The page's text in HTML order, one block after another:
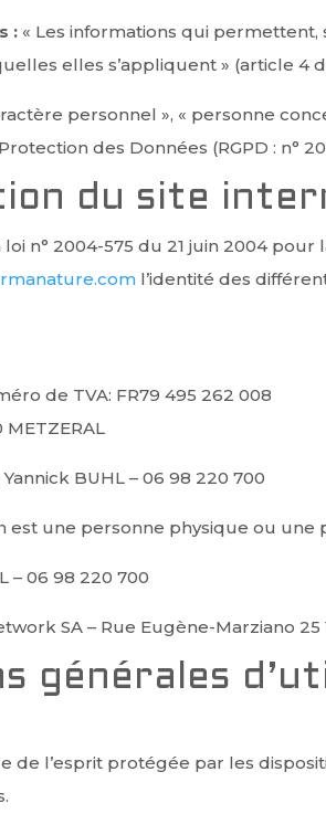
: « Les informations qui
elles s’appliquent » (article 4
personnel », « personne
des Données (RGPD : n°
du site
n° 2004-575 du 21 juin 2004
l’identité des
de TVA: FR79 495 262 008
Yannick BUHL – 06 98 220 700
est une personne physique ou une
– 06 98 220 700
SA – Rue Eugène-Marziano 25
générales
de l’esprit protégée par les